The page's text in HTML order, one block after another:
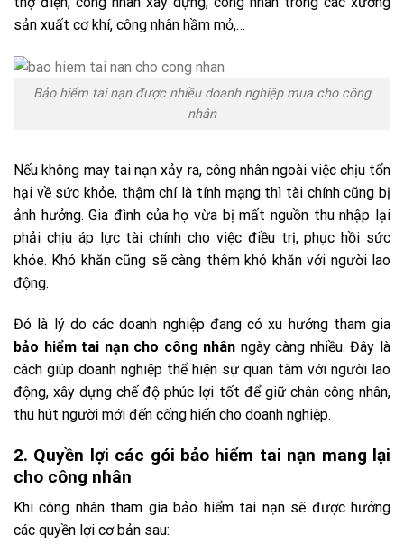
sản xuất cơ khí, công nhân hầm mỏ,…
Bảo hiểm tai nạn được nhiều doanh nghiệp mua cho công
nhân
Nếu không may tai nạn xảy ra, công nhân ngoài việc chịu tổn
hại về sức khỏe, thậm chí là tính mạng thì tài chính cũng bị
ảnh hưởng. Gia đình của họ vừa bị mất nguồn thu nhập lại
phải chịu áp lực tài chính cho việc điều trị, phục hồi sức
khỏe. Khó khăn cũng sẽ càng thêm khó khăn với người lao
động.
Đó là lý do các doanh nghiệp đang có xu hướng tham gia
bảo hiểm tai nạn cho công nhân ngày càng nhiều. Đây là
cách giúp doanh nghiệp thể hiện sự quan tâm với người lao
động, xây dựng chế độ phúc lợi tốt để giữ chân công nhân,
thu hút người mới đến cống hiến cho doanh nghiệp.
2. Quyền lợi các gói bảo hiểm tai nạn mang lại
cho công nhân
Khi công nhân tham gia bảo hiểm tai nạn sẽ được hưởng
các quyền lợi cơ bản sau: